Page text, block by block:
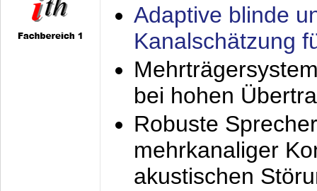
Adaptive blinde
Kanalschätzung
bei hohen
Robuste
mehrkanaliger
akustischen